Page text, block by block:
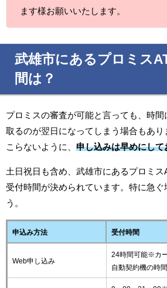
ます様お願いいたします。
武雄市にあるプロミス
間は？
プロミスの審査が可能と言っても、時
取るのが翌日になってしまう場合もあ
こらないように、 申し込みは早めにし
土日祝日も含め、武雄市にあるプロミス
受付時間が決められています。特に急ぐ
う。
申込み方法 受付時間
Web申し込み
24時間可能※カ
自動契約機の時